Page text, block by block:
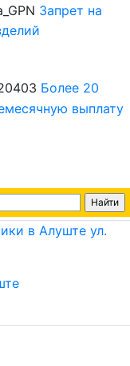
Запрет на
Более 20
выплату